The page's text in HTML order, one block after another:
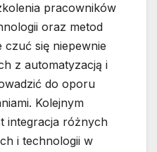
pracowników
oraz metod
czuć się niepewnie
z automatyzacją i
do oporu
Kolejnym
integracja różnych
i technologii w